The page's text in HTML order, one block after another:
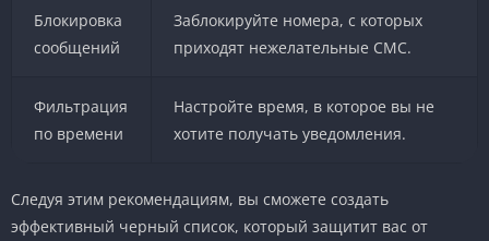
Блокировка
сообщений
Заблокируйте номера, с которых
приходят нежелательные СМС.
Фильтрация
по времени
Настройте время, в которое вы не
хотите получать уведомления.
Следуя этим рекомендациям, вы сможете создать
эффективный черный список, который защитит вас от